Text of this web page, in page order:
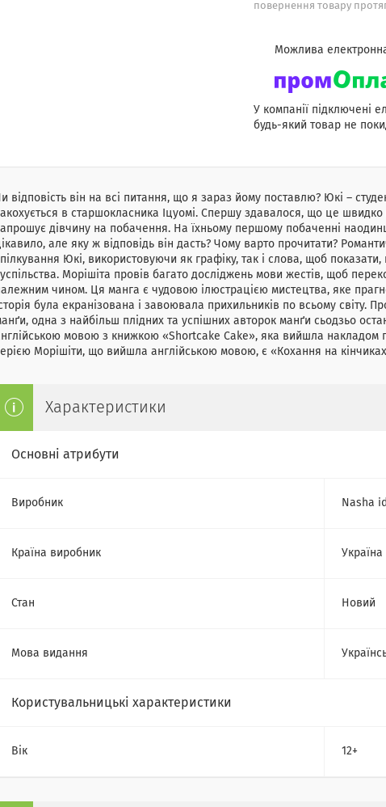
повернення товару
У компанії підключені
будь-який товар не
відповість він на всі питання, що я зараз йому поставлю? Юкі –
в старшокласника Іцуомі. Спершу здавалося, що це
дівчину на побачення. На їхньому першому побаченні
але яку ж відповідь він дасть? Чому варто прочитати?
Юкі, використовуючи як графіку, так і слова, щоб
Морішіта провів багато досліджень мови жестів, щоб
чином. Ця манга є чудовою ілюстрацією мистецтва, яке прагне
була екранізована і завоювала прихильників по всьому світу.
одна з найбільш плідних та успішних авторок манґи сьодзьо
мовою з книжкою «Shortcake Cake», яка вийшла накладом
Морішіти, що вийшла англійською мовою, є «Кохання на
Характеристики
Основні атрибути
Виробник Nasha
Країна виробник Україна
Стан Новий
Мова видання
Користувальницькі характеристики
Вік 12+